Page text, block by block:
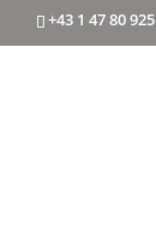
+43 1 47 80 925